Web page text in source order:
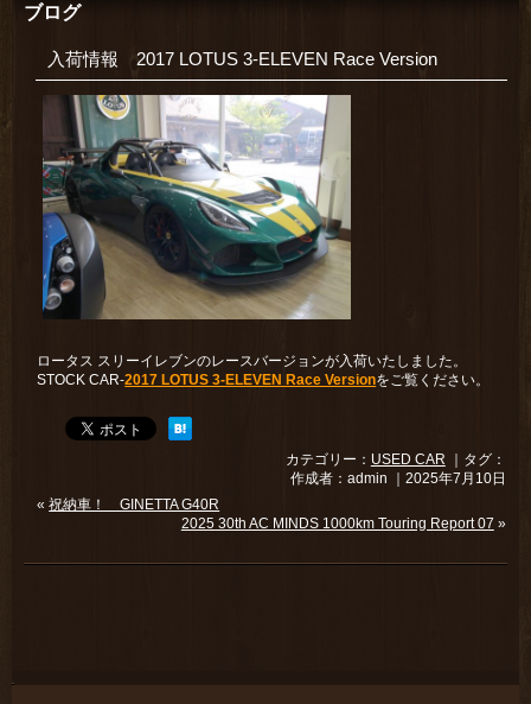
ブログ
入荷情報 2017 LOTUS 3-ELEVEN Race Version
ロータス スリーイレブンのレースバージョンが入荷いたしました。
STOCK CAR-2017 LOTUS 3-ELEVEN Race Versionをご覧ください。
カテゴリー： USED CAR ｜タグ：
作成者：admin ｜2025年7月10日
«祝納車！ GINETTA G40R
2025 30th AC MINDS 1000km Touring Report 07 »